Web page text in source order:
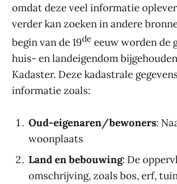
omdat deze veel informatie
verder kan zoeken in andere
begin van de 19de eeuw worden de
huis- en landeigendom
Kadaster. Deze kadastrale
informatie zoals:
Oud-eigenaren/bewoners:
woonplaats
Land en bebouwing: De
omschrijving, zoals bos, erf,